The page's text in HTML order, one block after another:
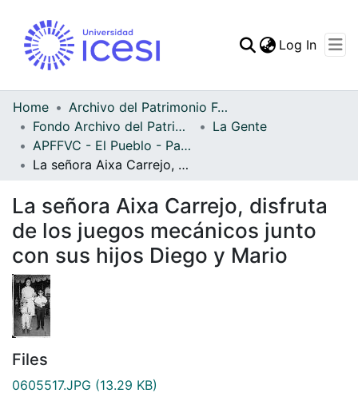
Statistics
Log In
Home
Archivo del Patrimonio Fotográfico y Fílmico del Valle del Cauca
Fondo Archivo del Patrimonio Fotográfico y Fílmico del Valle del Cauca
La Gente
APFFVC - El Pueblo - Patrimonial
La señora Aixa Carrejo, disfruta de los juegos mecánicos junto con sus hijos Diego y Mario
La señora Aixa Carrejo, disfruta
de los juegos mecánicos junto
con sus hijos Diego y Mario
Files
0605517.JPG (13.29 KB)